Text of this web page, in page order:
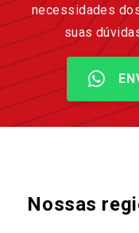
necessidades
suas
Nossas